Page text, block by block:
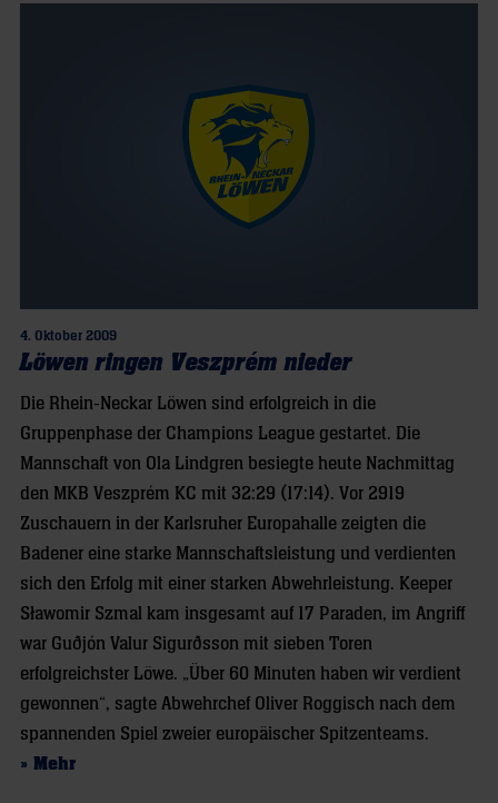
4. Oktober 2009
Löwen ringen Veszprém nieder
Die Rhein-Neckar Löwen sind erfolgreich in die
Gruppenphase der Champions League gestartet. Die
Mannschaft von Ola Lindgren besiegte heute Nachmittag
den MKB Veszprém KC mit 32:29 (17:14). Vor 2919
Zuschauern in der Karlsruher Europahalle zeigten die
Badener eine starke Mannschaftsleistung und verdienten
sich den Erfolg mit einer starken Abwehrleistung. Keeper
Sławomir Szmal kam insgesamt auf 17 Paraden, im Angriff
war Guðjón Valur Sigurðsson mit sieben Toren
erfolgreichster Löwe. „Über 60 Minuten haben wir verdient
gewonnen“, sagte Abwehrchef Oliver Roggisch nach dem
spannenden Spiel zweier europäischer Spitzenteams.
» Mehr